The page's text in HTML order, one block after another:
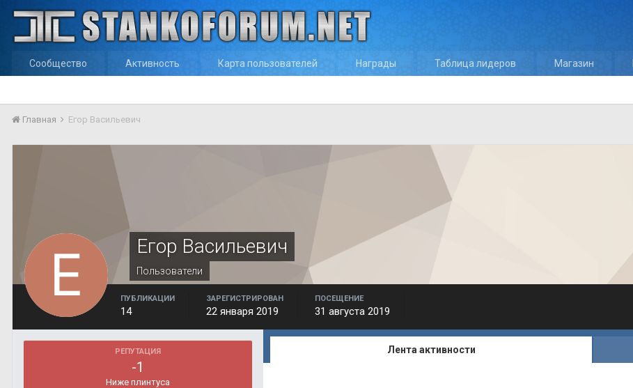
Сообщество Активность Карта пользователей Награды Таблица лидеров Магазин
Главная Егор Васильевич
Егор Васильевич
Пользователи
ПУБЛИКАЦИИ
14
ЗАРЕГИСТРИРОВАН
22 января 2019
ПОСЕЩЕНИЕ
31 августа 2019
РЕПУТАЦИЯ
-1
Ниже плинтуса
Лента активности